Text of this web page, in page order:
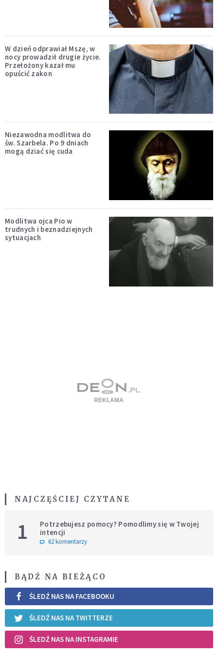
W dzień odprawiał Mszę, w
nocy prowadził drugie życie.
Przełożony kazał mu
opuścić zakon
Niezawodna modlitwa do
św. Szarbela. Po 9 dniach
mogą dziać się cuda
Modlitwa ojca Pio w
trudnych i beznadziejnych
sytuacjach
NAJCZĘŚCIEJ CZYTANE
1
Potrzebujesz pomocy? Pomodlimy się w Twojej
intencji
62 komentarzy
BĄDŹ NA BIEŻĄCO
ŚLEDŹ NAS NA FACEBOOKU
ŚLEDŹ NAS NA TWITTERZE
ŚLEDŹ NAS NA INSTAGRAMIE